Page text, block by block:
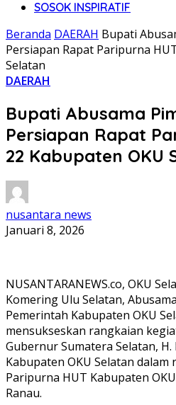
SOSOK INSPIRATIF
Beranda DAERAH Bupati
Persiapan Rapat Paripurna
Selatan
DAERAH
Bupati Abusama
Persiapan Rapat
22 Kabupaten OKU
nusantara news
Januari 8, 2026
NUSANTARANEWS.co, OKU
Komering Ulu Selatan,
Pemerintah Kabupaten OKU
mensukseskan rangkaian
Gubernur Sumatera Selatan,
Kabupaten OKU Selatan
Paripurna HUT Kabupaten
Ranau.